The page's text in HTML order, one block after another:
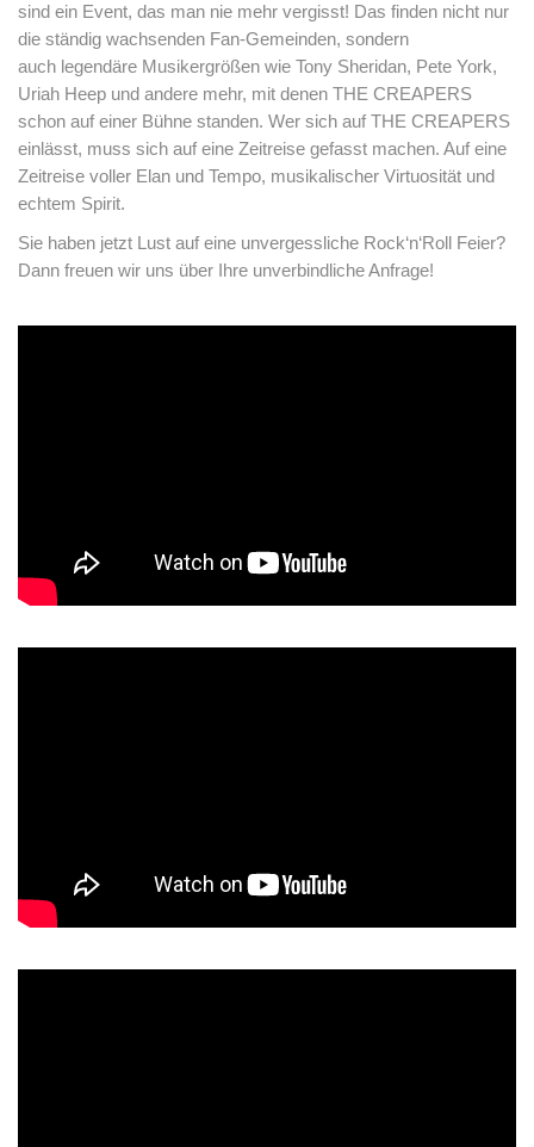
sind ein Event, das man nie mehr vergisst! Das finden nicht nur
die ständig wachsenden Fan-Gemeinden, sondern
auch legendäre Musikergrößen wie Tony Sheridan, Pete York,
Uriah Heep und andere mehr, mit denen THE CREAPERS
schon auf einer Bühne standen. Wer sich auf THE CREAPERS
einlässt, muss sich auf eine Zeitreise gefasst machen. Auf eine
Zeitreise voller Elan und Tempo, musikalischer Virtuosität und
echtem Spirit.
Sie haben jetzt Lust auf eine unvergessliche Rock‘n‘Roll Feier?
Dann freuen wir uns über Ihre unverbindliche Anfrage!